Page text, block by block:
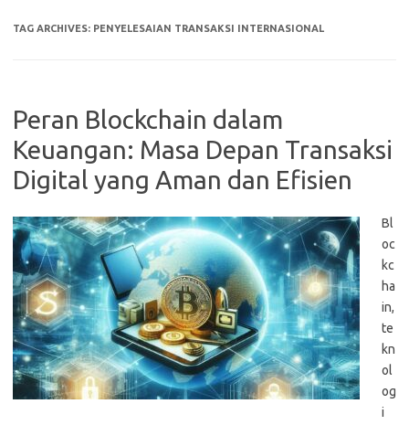
TAG ARCHIVES: PENYELESAIAN TRANSAKSI INTERNASIONAL
Peran Blockchain dalam
Keuangan: Masa Depan Transaksi
Digital yang Aman dan Efisien
Bl
oc
kc
ha
in,
te
kn
ol
og
i